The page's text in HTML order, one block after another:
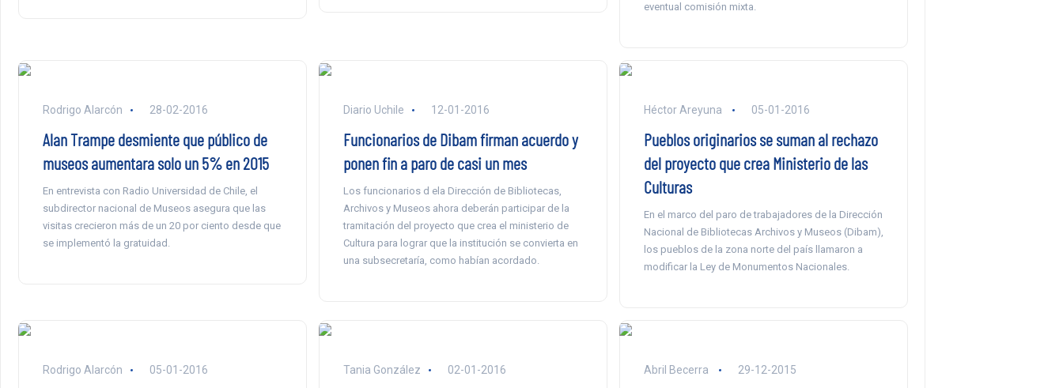
eventual comisión mixta.
Rodrigo Alarcón 28-02-2016
Alan Trampe desmiente que público de
museos aumentara solo un 5% en 2015
En entrevista con Radio Universidad de Chile, el
subdirector nacional de Museos asegura que las
visitas crecieron más de un 20 por ciento desde que
se implementó la gratuidad.
Diario Uchile 12-01-2016
Funcionarios de Dibam firman acuerdo y
ponen fin a paro de casi un mes
Los funcionarios d ela Dirección de Bibliotecas,
Archivos y Museos ahora deberán participar de la
tramitación del proyecto que crea el ministerio de
Cultura para lograr que la institución se convierta en
una subsecretaría, como habían acordado.
Héctor Areyuna 05-01-2016
Pueblos originarios se suman al rechazo
del proyecto que crea Ministerio de las
Culturas
En el marco del paro de trabajadores de la Dirección
Nacional de Bibliotecas Archivos y Museos (Dibam),
los pueblos de la zona norte del país llamaron a
modificar la Ley de Monumentos Nacionales.
Rodrigo Alarcón 05-01-2016 Tania González 02-01-2016 Abril Becerra 29-12-2015